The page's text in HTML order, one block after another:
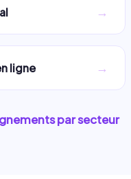
→
ligne →
par secteur